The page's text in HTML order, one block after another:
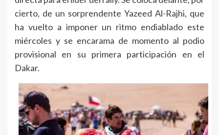
cierto, de un sorprendente Yazeed Al-Rajhi, que
ha vuelto a imponer un ritmo endiablado este
miércoles y se encarama de momento al podio
provisional en su primera participación en el
Dakar.